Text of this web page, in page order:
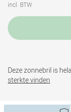
incl. BTW
Deze zonnebril is
sterkte vinden